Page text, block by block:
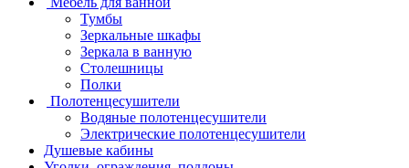
Тумбы
Зеркальные шкафы
Зеркала в ванную
Столешницы
Полки
Полотенцесушители
Водяные полотенцесушители
Электрические полотенцесушители
Душевые кабины